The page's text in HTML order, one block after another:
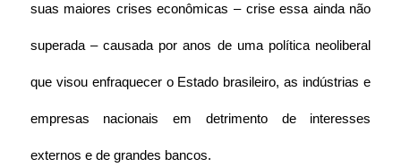
suas maiores crises econômicas – crise essa ainda não
superada – causada por anos de uma política neoliberal
que visou enfraquecer o Estado brasileiro, as indústrias e
empresas nacionais em detrimento de interesses
externos e de grandes bancos.